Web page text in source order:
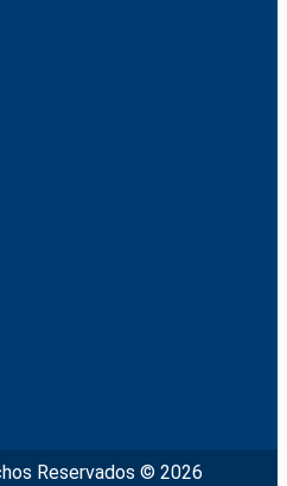
Reservados © 2026